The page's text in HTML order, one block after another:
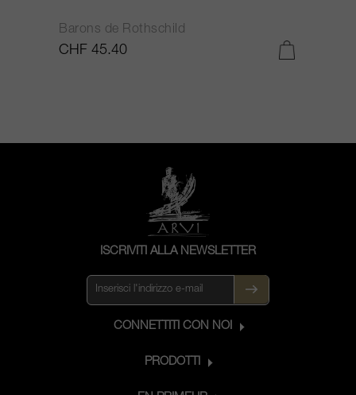
Barons de Rothschild
CHF 45.40
ISCRIVITI ALLA NEWSLETTER
CONNETTITI CON NOI
PRODOTTI